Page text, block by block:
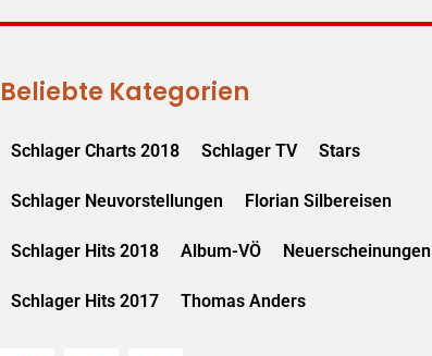
Beliebte Kategorien
Schlager Charts 2018 Schlager TV Stars
Schlager Neuvorstellungen Florian Silbereisen
Schlager Hits 2018 Album-VÖ Neuerscheinungen
Schlager Hits 2017 Thomas Anders